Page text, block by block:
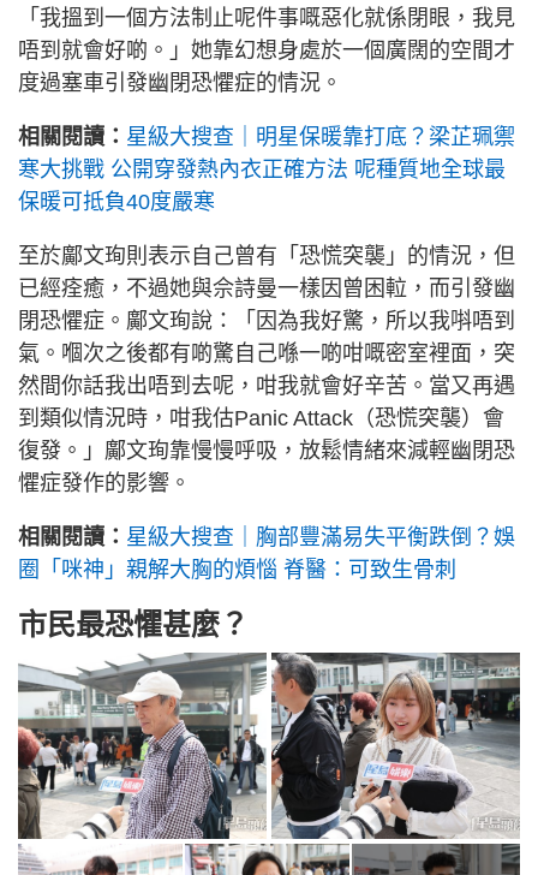
「我搵到一個方法制止呢件事嘅惡化就係閉眼，我見
唔到就會好啲。」她靠幻想身處於一個廣闊的空間才
度過塞車引發幽閉恐懼症的情況。
相關閱讀： 星級大搜查｜明星保暖靠打底？梁芷珮禦
寒大挑戰 公開穿發熱內衣正確方法 呢種質地全球最
保暖可抵負40度嚴寒
至於鄺文珣則表示自己曾有「恐慌突襲」的情況，但
已經痊癒，不過她與佘詩曼一樣因曾困𨋢，而引發幽
閉恐懼症。鄺文珣說：「因為我好驚，所以我唞唔到
氣。嗰次之後都有啲驚自己喺一啲咁嘅密室裡面，突
然間你話我出唔到去呢，咁我就會好辛苦。當又再遇
到類似情況時，咁我估Panic Attack（恐慌突襲）會
復發。」鄺文珣靠慢慢呼吸，放鬆情緒來減輕幽閉恐
懼症發作的影響。
相關閱讀： 星級大搜查｜胸部豐滿易失平衡跌倒？娛
圈「咪神」親解大胸的煩惱 脊醫：可致生骨刺
市民最恐懼甚麼？